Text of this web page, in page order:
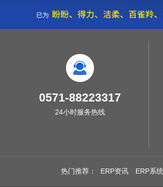
0571-88223317
24小时服务热线
热门推荐： ERP资讯 ERP系统